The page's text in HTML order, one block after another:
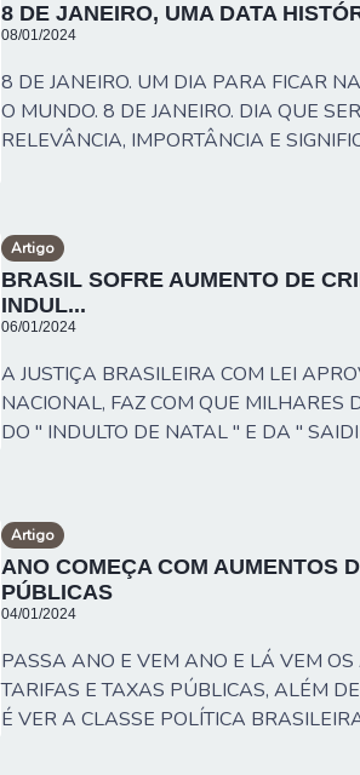
8 DE JANEIRO, UMA DATA
08/01/2024
8 DE JANEIRO. UM DIA PARA FICAR
O MUNDO. 8 DE JANEIRO. DIA QUE
RELEVÂNCIA, IMPORTÂNCIA E
Artigo
BRASIL SOFRE AUMENTO DE
INDUL...
06/01/2024
A JUSTIÇA BRASILEIRA COM LEI
NACIONAL, FAZ COM QUE MILHARES
DO " INDULTO DE NATAL " E DA "
Artigo
ANO COMEÇA COM AUMENTOS
PÚBLICAS
04/01/2024
PASSA ANO E VEM ANO E LÁ VEM
TARIFAS E TAXAS PÚBLICAS, ALÉM
É VER A CLASSE POLÍTICA